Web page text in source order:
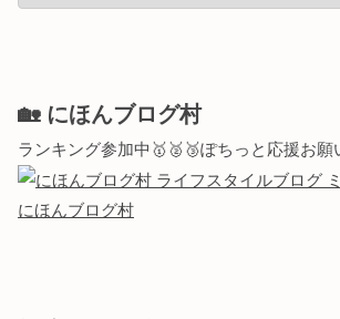
🏡 にほんブログ村
ランキング参加中🥇🥈🥉ぽちっと応援お願
にほんブログ村